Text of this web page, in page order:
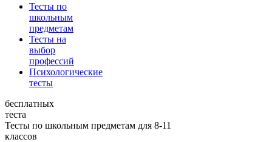
Тесты по
школьным
предметам
Тесты на
выбор
профессий
Психологические
тесты
бесплатных
теста
Тесты по школьным предметам для 8-11
классов